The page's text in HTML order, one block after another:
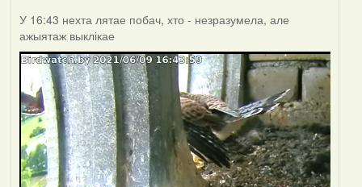
У 16:43 нехта лятае побач, хто - незразумела, але
ажыятаж выклікае